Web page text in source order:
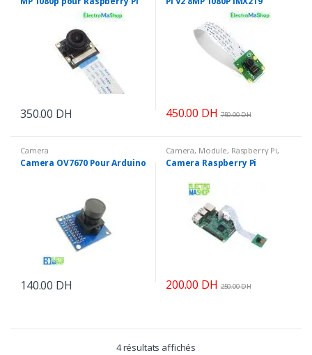
350.00 DH 450.00 DH 750.00DH
Camera
Camera OV7670 Pour Arduino
140.00 DH
Camera, Module, Raspberry Pi,
Raspberry PI
Camera Raspberry Pi
200.00 DH 250.00DH
4 résultats affichés